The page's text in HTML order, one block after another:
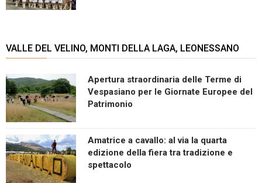
VALLE DEL VELINO, MONTI DELLA LAGA, LEONESSANO
Apertura straordinaria delle Terme di
Vespasiano per le Giornate Europee del
Patrimonio
Amatrice a cavallo: al via la quarta
edizione della fiera tra tradizione e
spettacolo